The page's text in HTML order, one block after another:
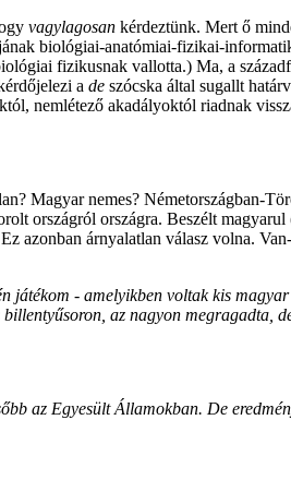
vagylagosan kérdeztünk. Mert ő
biológiai-anatómiai-fizikai-
fizikusnak vallotta.) Ma, a
a de szócska által sugallt
nemlétező akadályoktól riadnak
Magyar nemes? Németországban-
országról országra. Beszélt magyarul
azonban árnyalatlan válasz volna.
játékom - amelyikben voltak kis
az nagyon megragadta,
az Egyesült Államokban. De